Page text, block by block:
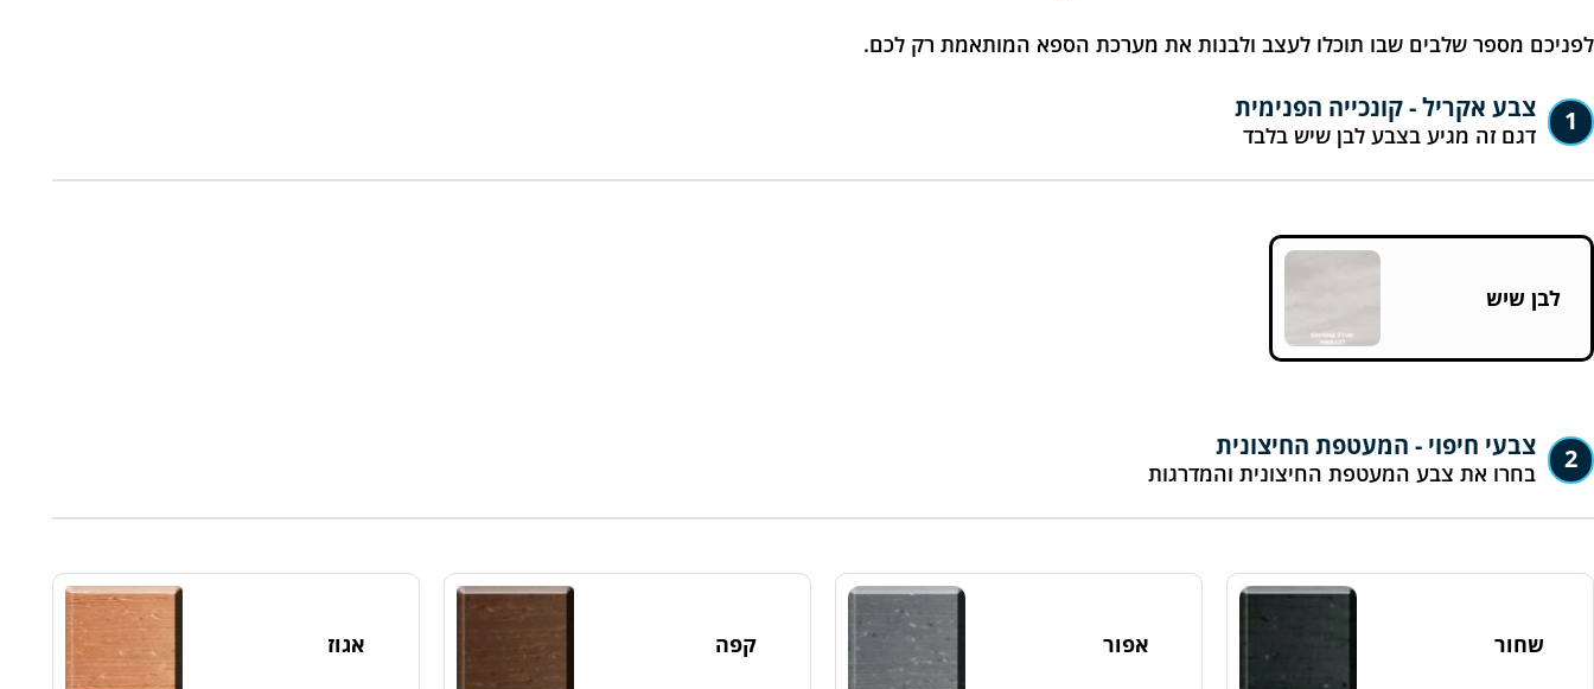
לפניכם מספר שלבים שבו תוכלו לעצב ולבנות את מערכת הספא המותאמת רק לכם.
1 צבע אקריל - קונכייה הפנימית
דגם זה מגיע בצבע לבן שיש בלבד
לבן שיש
2 צבעי חיפוי - המעטפת החיצונית
בחרו את צבע המעטפת החיצונית והמדרגות
שחור אפור קפה אגוז